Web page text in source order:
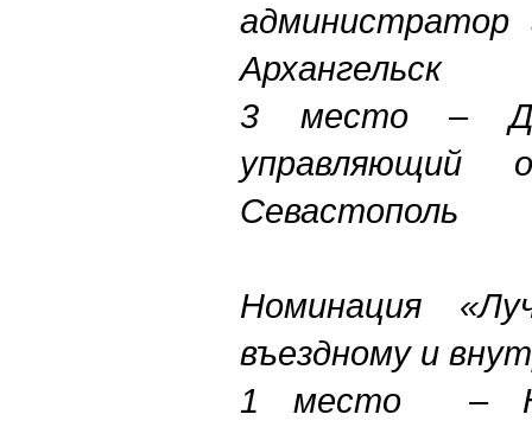
администратор
Архангельск
3 место –
управляющий
Севастополь
Номинация
въездному и
1 место –